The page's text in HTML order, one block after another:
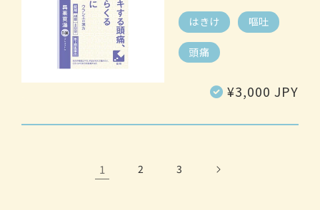
はきけ 嘔吐
頭痛
Regular
¥3,000 JPY
1 2 3